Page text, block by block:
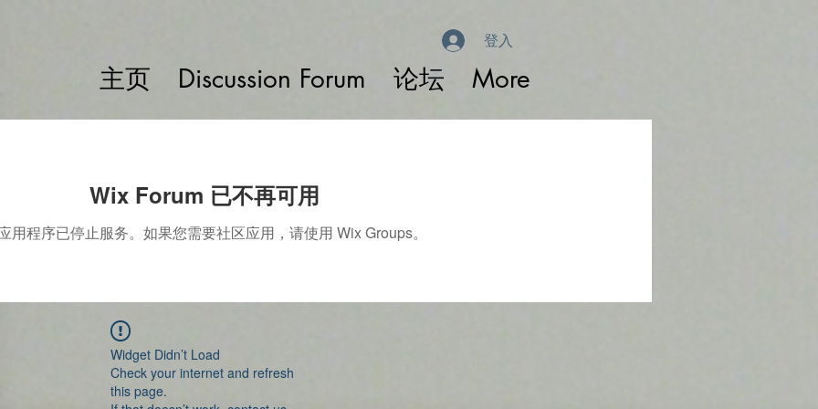
登入
主页 Discussion Forum 论坛 More
Wix Forum 已不再可用
用程序已停止服务。如果您需要社区应用，请使用 Wix Groups。
Widget Didn’t Load
Check your internet and refresh
this page.